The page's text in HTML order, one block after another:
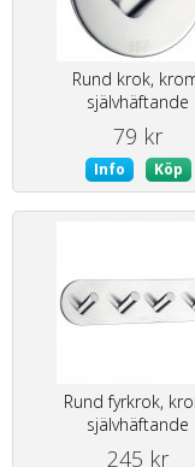
Rund krok,
självhäftande
79 kr
Info Köp
Rund fyrkrok,
självhäftande
245 kr